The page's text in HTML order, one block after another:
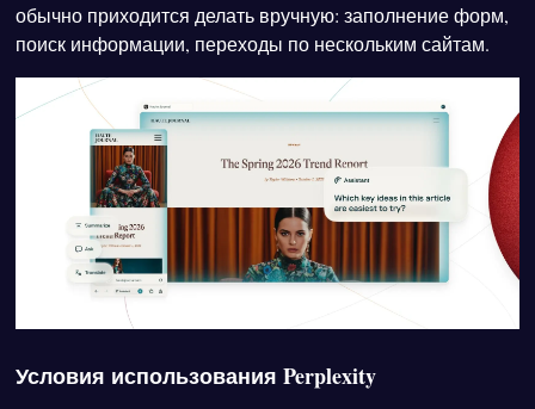
обычно приходится делать вручную: заполнение форм,
поиск информации, переходы по нескольким сайтам.
Условия использования Perplexity